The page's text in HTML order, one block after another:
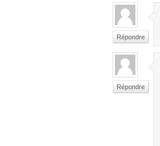
Répondre
Répondre